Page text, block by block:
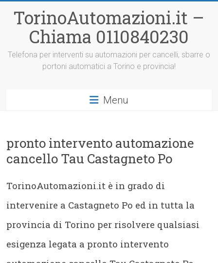
contenuto
TorinoAutomazioni.it –
Chiama 0110840230
Telefona per interventi su automazioni per cancelli, sbarre o
portoni automatici a Torino e provincia!
Menu
pronto intervento automazione
cancello Tau Castagneto Po
TorinoAutomazioni.it è in grado di
intervenire a Castagneto Po ed in tutta la
provincia di Torino per risolvere qualsiasi
esigenza legata a pronto intervento